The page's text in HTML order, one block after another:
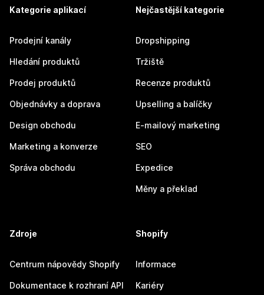
Kategorie aplikací
Prodejní kanály
Hledání produktů
Prodej produktů
Objednávky a doprava
Design obchodu
Marketing a konverze
Správa obchodu
Nejčastější kategorie
Dropshipping
Tržiště
Recenze produktů
Upselling a balíčky
E-mailový marketing
SEO
Expedice
Měny a překlad
Zdroje
Centrum nápovědy Shopify
Dokumentace k rozhraní API
Shopify
Informace
Kariéry